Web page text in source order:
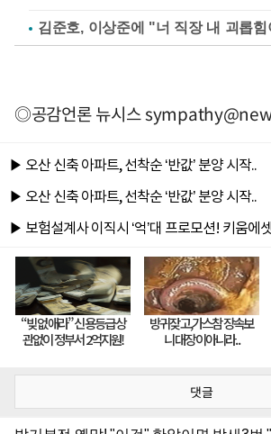
김준호, 이상준에 "너 직장 내 괴롭힘
◎공감언론 뉴시스
댓글